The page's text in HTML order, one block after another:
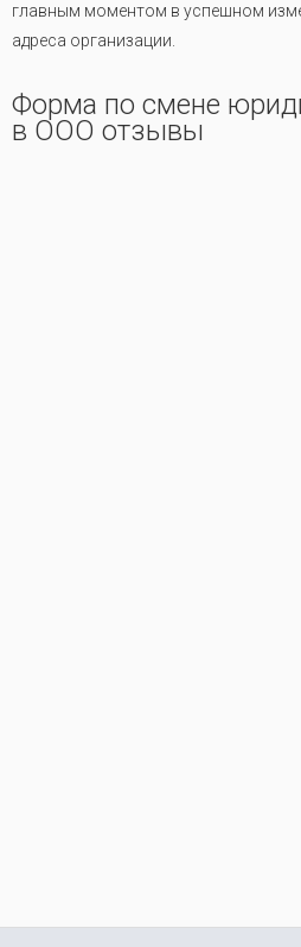
главным моментом в успешном
адреса организации.
Форма по смене
в ООО отзывы